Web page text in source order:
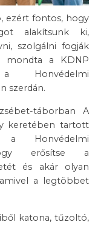
ezért fontos, hogy
alakítsunk ki,
szolgálni fogják
mondta a KDNP
a Honvédelmi
szerdán.
táborban A
keretében tartott
a Honvédelmi
erősítse a
és akár olyan
amivel a legtöbbet
katona, tűzoltó,